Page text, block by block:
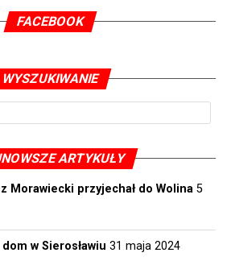
FACEBOOK
WYSZUKIWANIE
ARTYKUŁY
Morawiecki przyjechał do Wolina 5
w Sierosławiu 31 maja 2024